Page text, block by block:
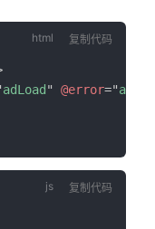
adLoad " @error="
复制代码
复制代码